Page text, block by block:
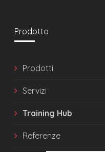
Prodotto
Prodotti
Servizi
Training Hub
Referenze